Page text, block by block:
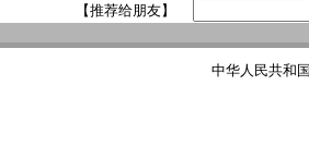
【推荐给朋友】
中华人民共和